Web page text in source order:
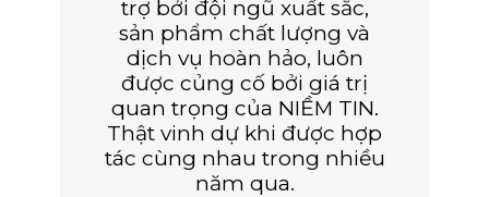
trợ bởi đội ngũ xuất sắc,
sản phẩm chất lượng và
dịch vụ hoàn hảo, luôn
được củng cố bởi giá trị
quan trọng của NIỀM TIN.
Thật vinh dự khi được hợp
tác cùng nhau trong nhiều
năm qua.